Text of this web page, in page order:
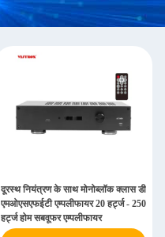
दूरस्थ नियंत्रण के साथ मोनोब्लॉक क्लास डी
एमओएसएफईटी एम्पलीफायर 20 हर्ट्ज - 250
हर्ट्ज होम सबवूफर एम्पलीफायर